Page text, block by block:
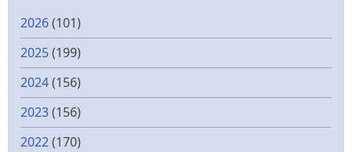
2026(101)
2025(199)
2024(156)
2023(156)
2022(170)